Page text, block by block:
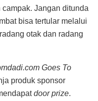
Jangan ditunda
bisa tertular melalui
otak dan radang
Goes To
produk sponsor
door prize.